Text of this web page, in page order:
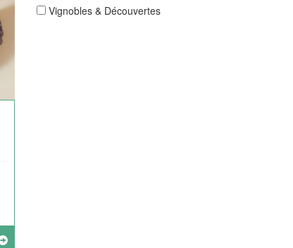
Vignobles & Découvertes